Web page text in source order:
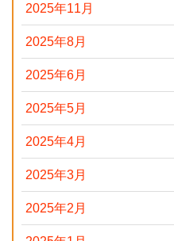
2025年11月
2025年8月
2025年6月
2025年5月
2025年4月
2025年3月
2025年2月